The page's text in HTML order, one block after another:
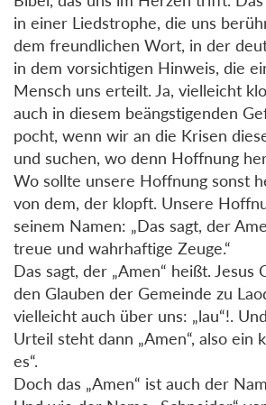
in einer Liedstrophe, die uns
dem freundlichen Wort, in der
in dem vorsichtigen Hinweis, die
Mensch uns erteilt. Ja, vielleicht
auch in diesem beängstigenden
pocht, wenn wir an die Krisen
und suchen, wo denn Hoffnung
Wo sollte unsere Hoffnung sonst
von dem, der klopft. Unsere
seinem Namen: „Das sagt, der
treue und wahrhaftige Zeuge.“
Das sagt, der „Amen“ heißt. Jesus
den Glauben der Gemeinde zu
vielleicht auch über uns: „lau“!.
Urteil steht dann „Amen“, also ein
es“.
Doch das „Amen“ ist auch der